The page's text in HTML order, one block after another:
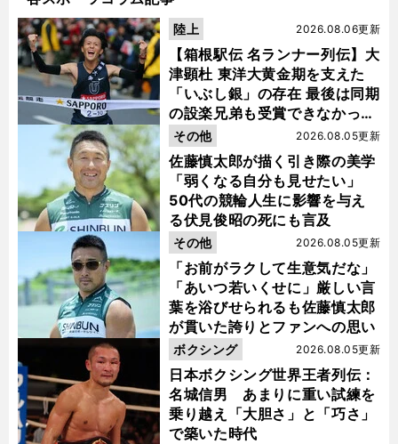
【箱根駅伝 名ランナー列伝】大
津顕杜 東洋大黄金期を支えた
「いぶし銀」の存在 最後は同期
の設楽兄弟も受賞できなかった
金栗杯に輝く
2026.08.06更新
陸上
佐藤慎太郎が描く引き際の美学
「弱くなる自分も見せたい」
50代の競輪人生に影響を与え
る伏見俊昭の死にも言及
2026.08.05更新
その他
「お前がラクして生意気だな」
「あいつ若いくせに」厳しい言
葉を浴びせられるも佐藤慎太郎
が貫いた誇りとファンへの思い
2026.08.05更新
その他
日本ボクシング世界王者列伝：
名城信男 あまりに重い試練を
乗り越え「大胆さ」と「巧さ」
で築いた時代
2026.08.05更新
ボクシング